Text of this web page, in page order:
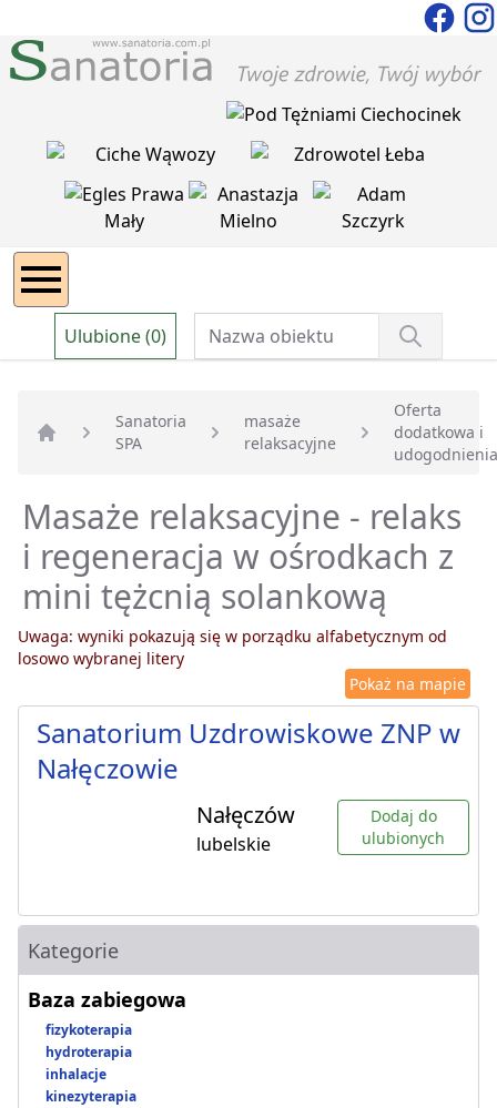
Ulubione (0)
Strona główna
Sanatoria
SPA
masaże
relaksacyjne
Oferta
dodatkowa i
udogodnienia
Masaże relaksacyjne - relaks
i regeneracja w ośrodkach z
mini tężcnią solankową
Uwaga: wyniki pokazują się w porządku alfabetycznym od
losowo wybranej litery
Pokaż na mapie
Sanatorium Uzdrowiskowe ZNP w
Nałęczowie
Nałęczów
lubelskie
Dodaj do
ulubionych
Kategorie
Baza zabiegowa
fizykoterapia
hydroterapia
inhalacje
kinezyterapia